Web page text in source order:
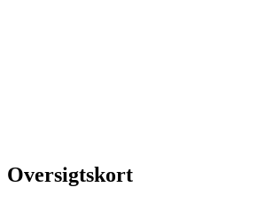
Oversigtskort